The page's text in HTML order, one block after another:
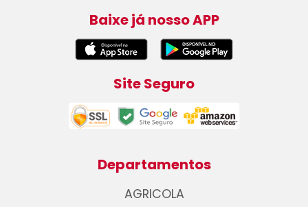
Baixe já nosso APP
Site Seguro
Departamentos
AGRICOLA